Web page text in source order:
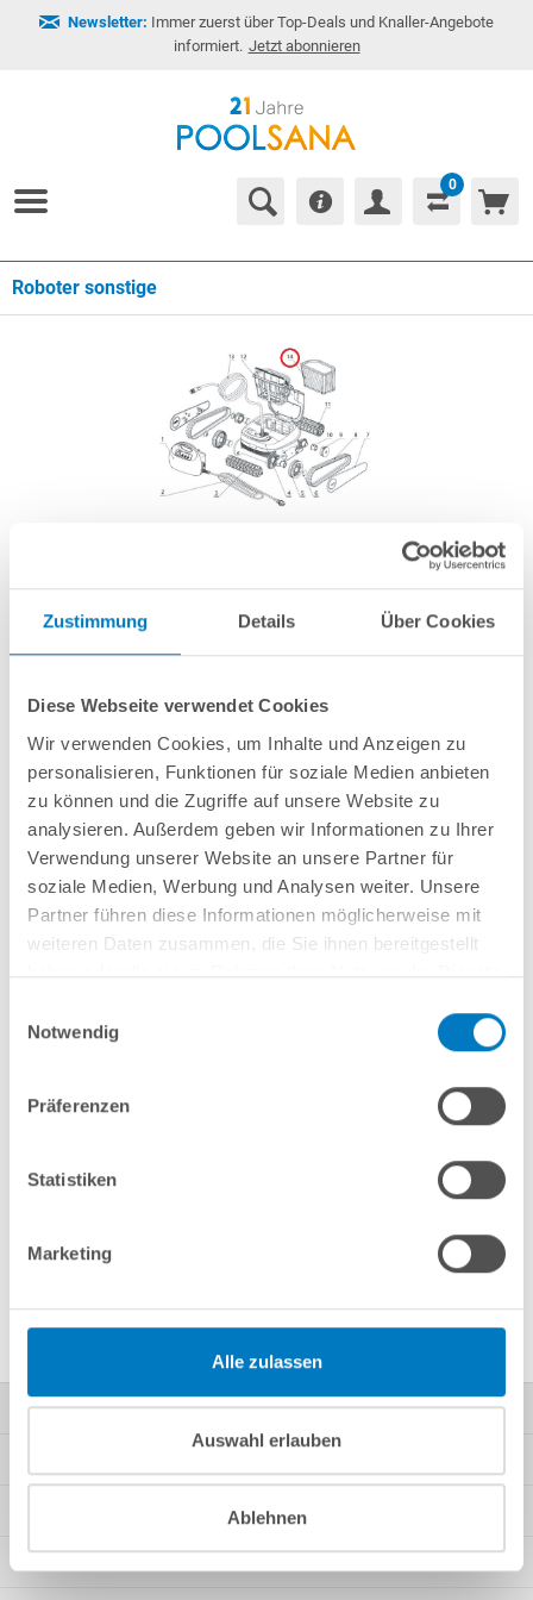
Zustimmung Details Über Cookies
Diese Webseite verwendet Cookies
Wir verwenden Cookies, um Inhalte und Anzeigen zu
personalisieren, Funktionen für soziale Medien anbieten
zu können und die Zugriffe auf unsere Website zu
analysieren. Außerdem geben wir Informationen zu Ihrer
Verwendung unserer Website an unsere Partner für
soziale Medien, Werbung und Analysen weiter. Unsere
Partner führen diese Informationen möglicherweise mit
weiteren Daten zusammen, die Sie ihnen bereitgestellt
Notwendig
Präferenzen
Statistiken
Marketing
Alle zulassen
Auswahl erlauben
Ablehnen
Newsletter: Immer zuerst über Top-Deals und Knaller-Angebote
informiert. Jetzt abonnieren
0
Roboter sonstige
Filtereinsatz für Poolroboter POOLSANA
Power App 60i
Artikel-Nr.: 290644
79,99 € *
(-26,61% vom UVP)
UVP:109,00 € *
inkl. gesetzlicher MwSt.zzgl. Versandkosten; ab 99,- frachtfrei
Lieferung in ca. 1-3 Arbeitstagen
Produktbeschreibung
Kontakt